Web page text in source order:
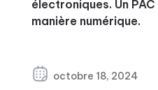
électroniques. Un
manière numérique.
octobre 18, 2024